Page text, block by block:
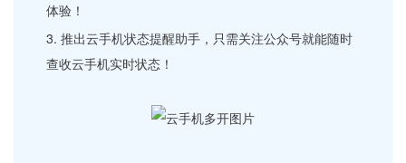
体验！
3. 推出云手机状态提醒助手，只需关注公众号就能随时
查收云手机实时状态！